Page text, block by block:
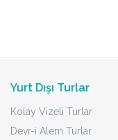
Yurt Dışı Turlar
Kolay Vizeli Turlar
Devr-i Alem Turlar